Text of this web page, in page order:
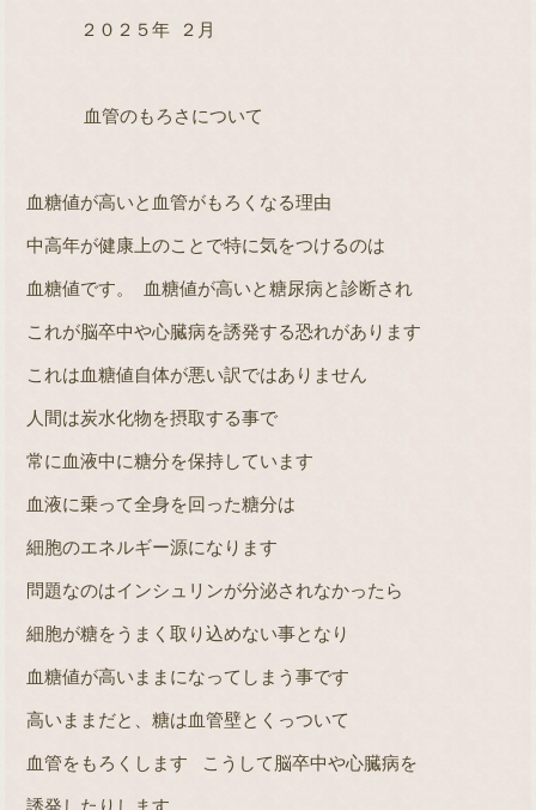
２０２５年 ２ 月
血管のもろさについて
血糖値が高いと血管がもろくなる理由
中高年が健康上のことで特に気をつけるのは
血糖値です。
血糖値が高いと糖尿病と診断され
これが脳卒中や心臓病を誘発する恐れがあります
これは血糖値自体が悪い訳ではありません
人間は炭水化物を摂取する事で
常に血液中に糖分を保持しています
血液に乗って全身を回った糖分は
細胞のエネルギー源になります
問題なのはインシュリンが分泌されなかったら
細胞が糖をうまく取り込めない事となり
血糖値が高いままになってしまう事です
高いままだと、糖は血管壁とくっついて
血管をもろくします
こうして脳卒中や心臓病を